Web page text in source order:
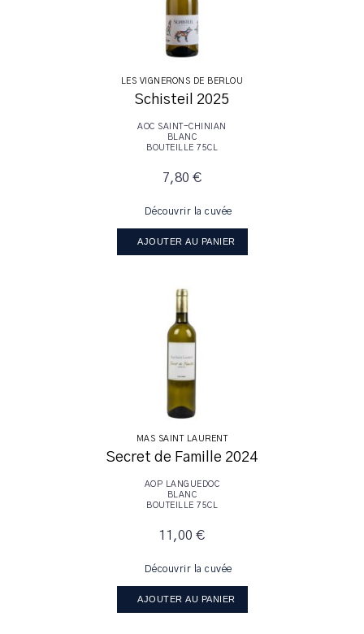
LES VIGNERONS DE BERLOU
Schisteil 2025
AOC SAINT-CHINIAN
BLANC
BOUTEILLE 75CL
7,80 €
Découvrir la cuvée
AJOUTER AU PANIER
MAS SAINT LAURENT
Secret de Famille 2024
AOP LANGUEDOC
BLANC
BOUTEILLE 75CL
11,00 €
Découvrir la cuvée
AJOUTER AU PANIER